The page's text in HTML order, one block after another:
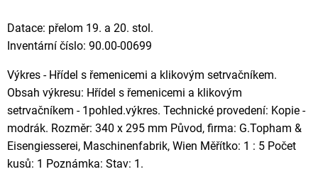
Datace: přelom 19. a 20. stol.
Inventární číslo: 90.00-00699
Výkres - Hřídel s řemenicemi a klikovým setrvačníkem.
Obsah výkresu: Hřídel s řemenicemi a klikovým
setrvačníkem - 1pohled.výkres. Technické provedení: Kopie -
modrák. Rozměr: 340 x 295 mm Původ, firma: G.Topham &
Eisengiesserei, Maschinenfabrik, Wien Měřítko: 1 : 5 Počet
kusů: 1 Poznámka: Stav: 1.